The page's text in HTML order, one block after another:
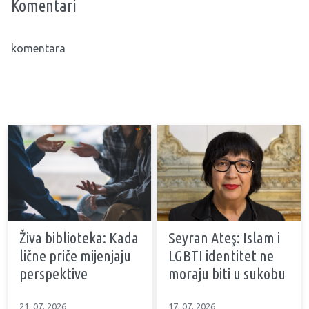
Komentari
komentara
Živa biblioteka: Kada
lične priče mijenjaju
perspektive
21. 07. 2026
Seyran Ateş: Islam i
LGBTI identitet ne
moraju biti u sukobu
17. 07. 2026